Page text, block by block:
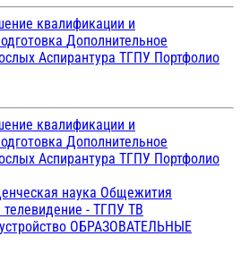
квалификации и
Дополнительное
Аспирантура ТГПУ Портфолио
квалификации и
Дополнительное
Аспирантура ТГПУ Портфолио
наука Общежития
телевидение - ТГПУ ТВ
ОБРАЗОВАТЕЛЬНЫЕ